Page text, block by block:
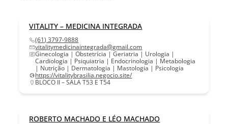
VITALITY – MEDICINA INTEGRADA
(61) 3797-9888
vitalitymedicinaintegrada@gmail.com
Ginecologia | Obstetrícia | Geriatria | Urologia |
Cardiologia | Psiquiatria | Endocrinologia | Metabologia
| Nutrição | Dermatologia | Mastologia | Psicologia
https://vitalitybrasilia.negocio.site/
BLOCO II – SALA T53 E T54
ROBERTO MACHADO E LÉO MACHADO